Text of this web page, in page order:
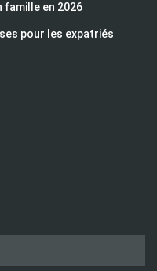
famille en 2026
pour les expatriés